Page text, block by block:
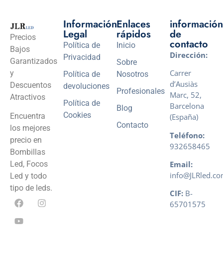
Precios
Bajos
Garantizados
y
Descuentos
Atractivos
Encuentra
los mejores
precio en
Bombillas
Led, Focos
Led y todo
tipo de leds.
Información
Legal
Política de
Privacidad
Política de
devoluciones
Política de
Cookies
Enlaces
rápidos
Inicio
Sobre
Nosotros
Profesionales
Blog
Contacto
información
de
contacto
Dirección:
Carrer
d’Ausiàs
Marc, 52,
Barcelona
(España)
Teléfono:
932658465
Email:
CIF: B-
65701575